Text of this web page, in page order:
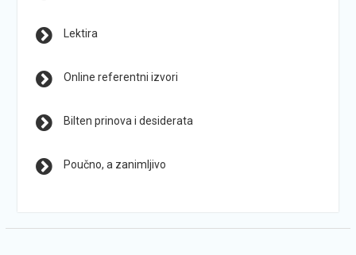
Lektira
Online referentni izvori
Bilten prinova i desiderata
Poučno, a zanimljivo